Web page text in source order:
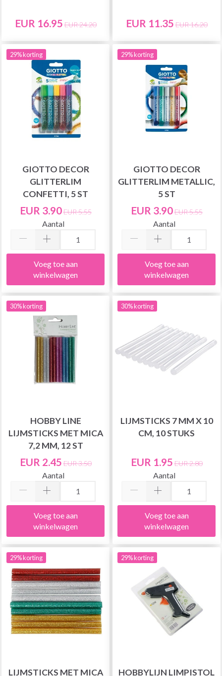
EUR 16.95 EUR 24.20 EUR 11.35 EUR 16.20
29% korting
GIOTTO DECOR
GLITTERLIM
CONFETTI, 5 ST
EUR 3.90EUR 5.55
Aantal
Voeg toe aan
winkelwagen
29% korting
GIOTTO DECOR
GLITTERLIM METALLIC,
5 ST
EUR 3.90EUR 5.55
Aantal
Voeg toe aan
winkelwagen
30% korting
HOBBY LINE
LIJMSTICKS MET MICA
7,2 MM, 12 ST
EUR 2.45 EUR 3.50
Aantal
Voeg toe aan
winkelwagen
30% korting
LIJMSTICKS 7 MM X 10
CM, 10 STUKS
EUR 1.95 EUR 2.80
Aantal
Voeg toe aan
winkelwagen
29% korting
LIJMSTICKS MET MICA
29% korting
HOBBYLIJN LIMPISTOL